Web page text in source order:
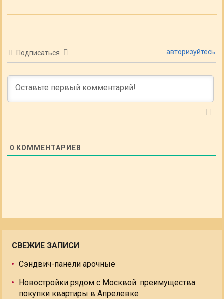
Подписаться авторизуйтесь
0 КОММЕНТАРИЕВ
СВЕЖИЕ ЗАПИСИ
Сэндвич-панели арочные
Новостройки рядом с Москвой: преимущества
покупки квартиры в Апрелевке